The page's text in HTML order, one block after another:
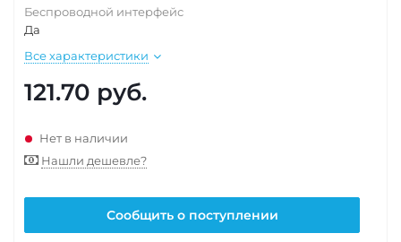
Беспроводной интерфейс
Да
Все характеристики
121.70 руб.
Нет в наличии
Нашли дешевле?
Сообщить о поступлении